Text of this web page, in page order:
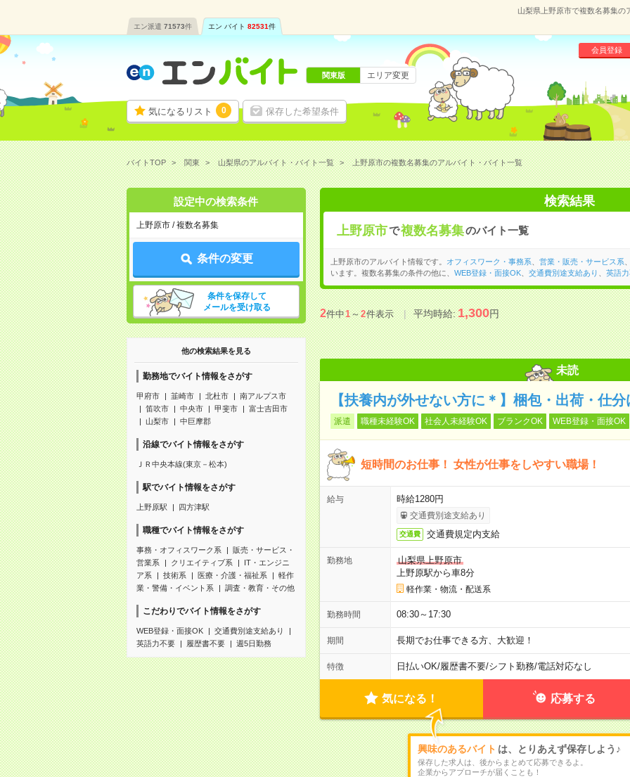
山梨県上野原市で複数名募集の
エン派遣 71573件 エン バイト 82531件
気になるリスト 0 保存した希望条件
会員登録
関東版 エリア変更
バイトTOP 関東 山梨県のアルバイト・バイト一覧 上野原市の複数名募集のアルバイト・バイト一覧
設定中の検索条件
上野原市 / 複数名募集
条件の変更
条件を保存して
メールを受け取る
他の検索結果を見る
勤務地でバイト情報をさがす
甲府市 韮崎市 北杜市
南アルプス市
笛吹市
中央市 甲斐市
富士吉田市
山梨市
中巨摩郡
沿線でバイト情報をさがす
ＪＲ中央本線(東京－松本)
駅でバイト情報をさがす
上野原駅 四方津駅
職種でバイト情報をさがす
事務・オフィスワーク系
販売・サービス・
営業系
クリエイティブ系
IT・エンジニ
ア系
技術系 医療・介護・福祉系
軽作
業・警備・イベント系
調査・教育・その他
こだわりでバイト情報をさがす
WEB登録・面接OK
交通費別途支給あり
英語力不要
履歴書不要 週5日勤務
検索結果
上野原市で複数名募集のバイト一覧
上野原市のアルバイト情報です。 オフィスワーク・事務系 営業・販売・サービス系
います。複数名募集の条件の他に、 WEB登録・面接OK、 交通費別途支給あり 英語
2件中1～2件表示 平均時給:1,300円
未読
【扶養内が外せない方に＊】梱包・出荷・仕
派遣 職種未経験OK 社会人未経験OK ブランクOK WEB登録・面接OK
短時間のお仕事！ 女性が仕事をしやすい職場！
給与 時給1280円
交通費別途支給あり
交通費 交通費規定内支給
勤務地
山梨県上野原市
上野原駅から車8分
軽作業・物流・配送系
勤務時間 08:30～17:30
期間 長期でお仕事できる方、大歓迎！
特徴 日払いOK/履歴書不要/シフト勤務/電話対応なし
気になる！ 応募する
興味のあるバイト は、とりあえず保存しよう♪
保存した求人は、後からまとめて応募できるよ。
企業からアプローチが届くことも！